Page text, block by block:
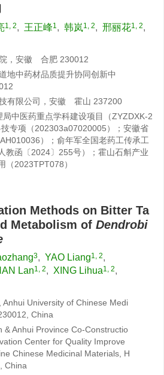
1, 2, 王正峰1, 韩岚1, 2, 邢丽花1, 2,
，安徽 合肥 230012
地中药材品质提升协同创新中
有限公司，安徽 霍山 237200
局中医药重点学科建设项目（ZYZDXK-2
专项（202303a07020005）；安徽省
）；俞年军全国老药工传承工
教函〔2024〕255号）；霍山石斛产业
（2023TPT078）
Methods on Bitter Ta
Metabolism of Dendrobi
3, YAO Liang1, 2,
Lan1, 2, XING Lihua1, 2,
Anhui University of Chinese Medi
China
& Anhui Province Co-Constructio
Center for Quality Improve
Chinese Medicinal Materials, H
China